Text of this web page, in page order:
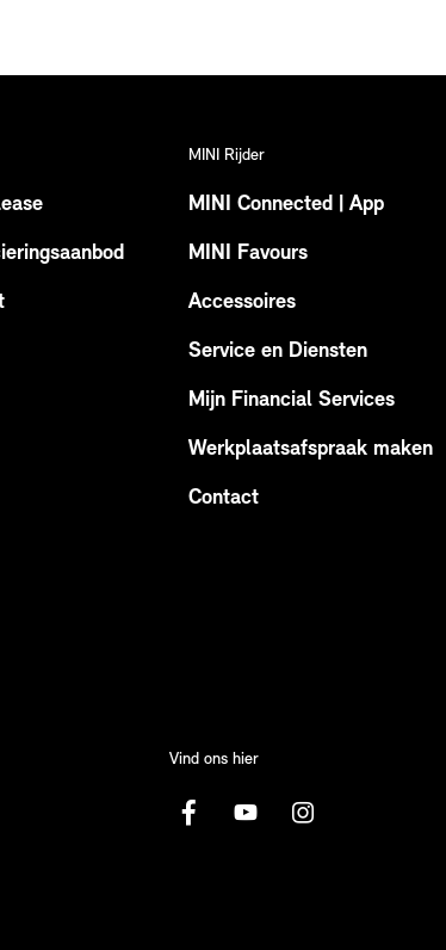
MINI Rijder
MINI Connected | App
MINI Favours
Accessoires
Service en Diensten
Mijn Financial Services
Werkplaatsafspraak maken
Contact
Vind ons hier